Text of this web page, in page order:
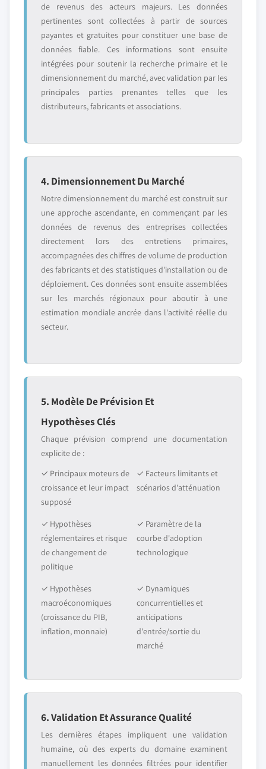
de revenus des acteurs majeurs. Les données
pertinentes sont collectées à partir de sources
payantes et gratuites pour constituer une base de
données fiable. Ces informations sont ensuite
intégrées pour soutenir la recherche primaire et le
dimensionnement du marché, avec validation par les
principales parties prenantes telles que les
distributeurs, fabricants et associations.
4. Dimensionnement Du Marché
Notre dimensionnement du marché est construit sur
une approche ascendante, en commençant par les
données de revenus des entreprises collectées
directement lors des entretiens primaires,
accompagnées des chiffres de volume de production
des fabricants et des statistiques d'installation ou de
déploiement. Ces données sont ensuite assemblées
sur les marchés régionaux pour aboutir à une
estimation mondiale ancrée dans l'activité réelle du
secteur.
5. Modèle De Prévision Et
Hypothèses Clés
Chaque prévision comprend une documentation
explicite de :
✓ Principaux moteurs de
croissance et leur impact
supposé
✓ Facteurs limitants et
scénarios d'atténuation
✓ Hypothèses
réglementaires et risque
de changement de
politique
✓ Paramètre de la
courbe d'adoption
technologique
✓ Hypothèses
macroéconomiques
(croissance du PIB,
inflation, monnaie)
✓ Dynamiques
concurrentielles et
anticipations
d'entrée/sortie du
marché
6. Validation Et Assurance Qualité
Les dernières étapes impliquent une validation
humaine, où des experts du domaine examinent
manuellement les données filtrées pour identifier